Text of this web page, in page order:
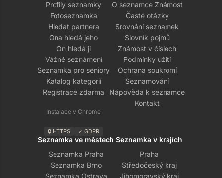
Profily seznamky
Fotoseznamka
Hledat partnera
Ona hledá jeho
On hledá ji
Vážné seznámení
Seznamka pro seniory
Katalog kategorií
Registrace zdarma
Instalace v Chrome
🔒 HTTPS ✓ GDPR
O seznamce Známost
Časté otázky
Srovnání seznamek
Slovník pojmů
Známost v číslech
Podmínky užití
Ochrana soukromí
Seznamování
Nápověda k seznamce
Kontakt
Seznamka ve městech
Seznamka Praha
Seznamka Brno
Seznamka Ostrava
Seznamka v krajích
Praha
Středočeský kraj
Jihomoravský kraj